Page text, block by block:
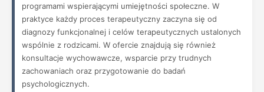
programami wspierającymi umiejętności społeczne. W
praktyce każdy proces terapeutyczny zaczyna się od
diagnozy funkcjonalnej i celów terapeutycznych ustalonych
wspólnie z rodzicami. W ofercie znajdują się również
konsultacje wychowawcze, wsparcie przy trudnych
zachowaniach oraz przygotowanie do badań
psychologicznych.